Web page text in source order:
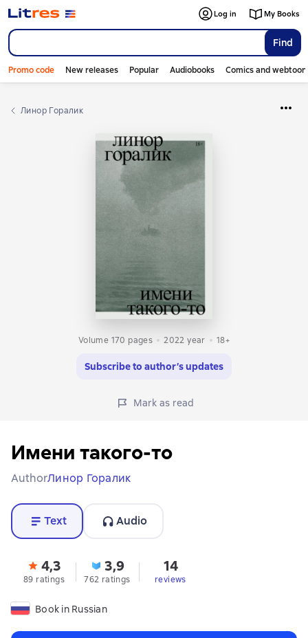
Find
Log in My Books
Promo code New releases Popular Audiobooks Comics and
Линор Горалик
Volume 170 pages 2022 year 18+
Subscribe to author’s updates
Mark as read
Имени такого-то
AuthorЛинор Горалик
Text Audio
4,3
89 ratings
3,9
762 ratings
14
reviews
Book in Russian